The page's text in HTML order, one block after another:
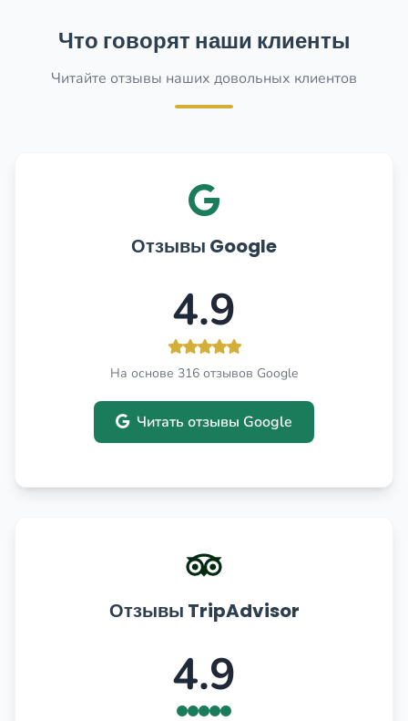
Что говорят наши клиенты
Читайте отзывы наших довольных клиентов
Отзывы Google
4.9
На основе 316 отзывов Google
Читать отзывы Google
Отзывы TripAdvisor
4.9